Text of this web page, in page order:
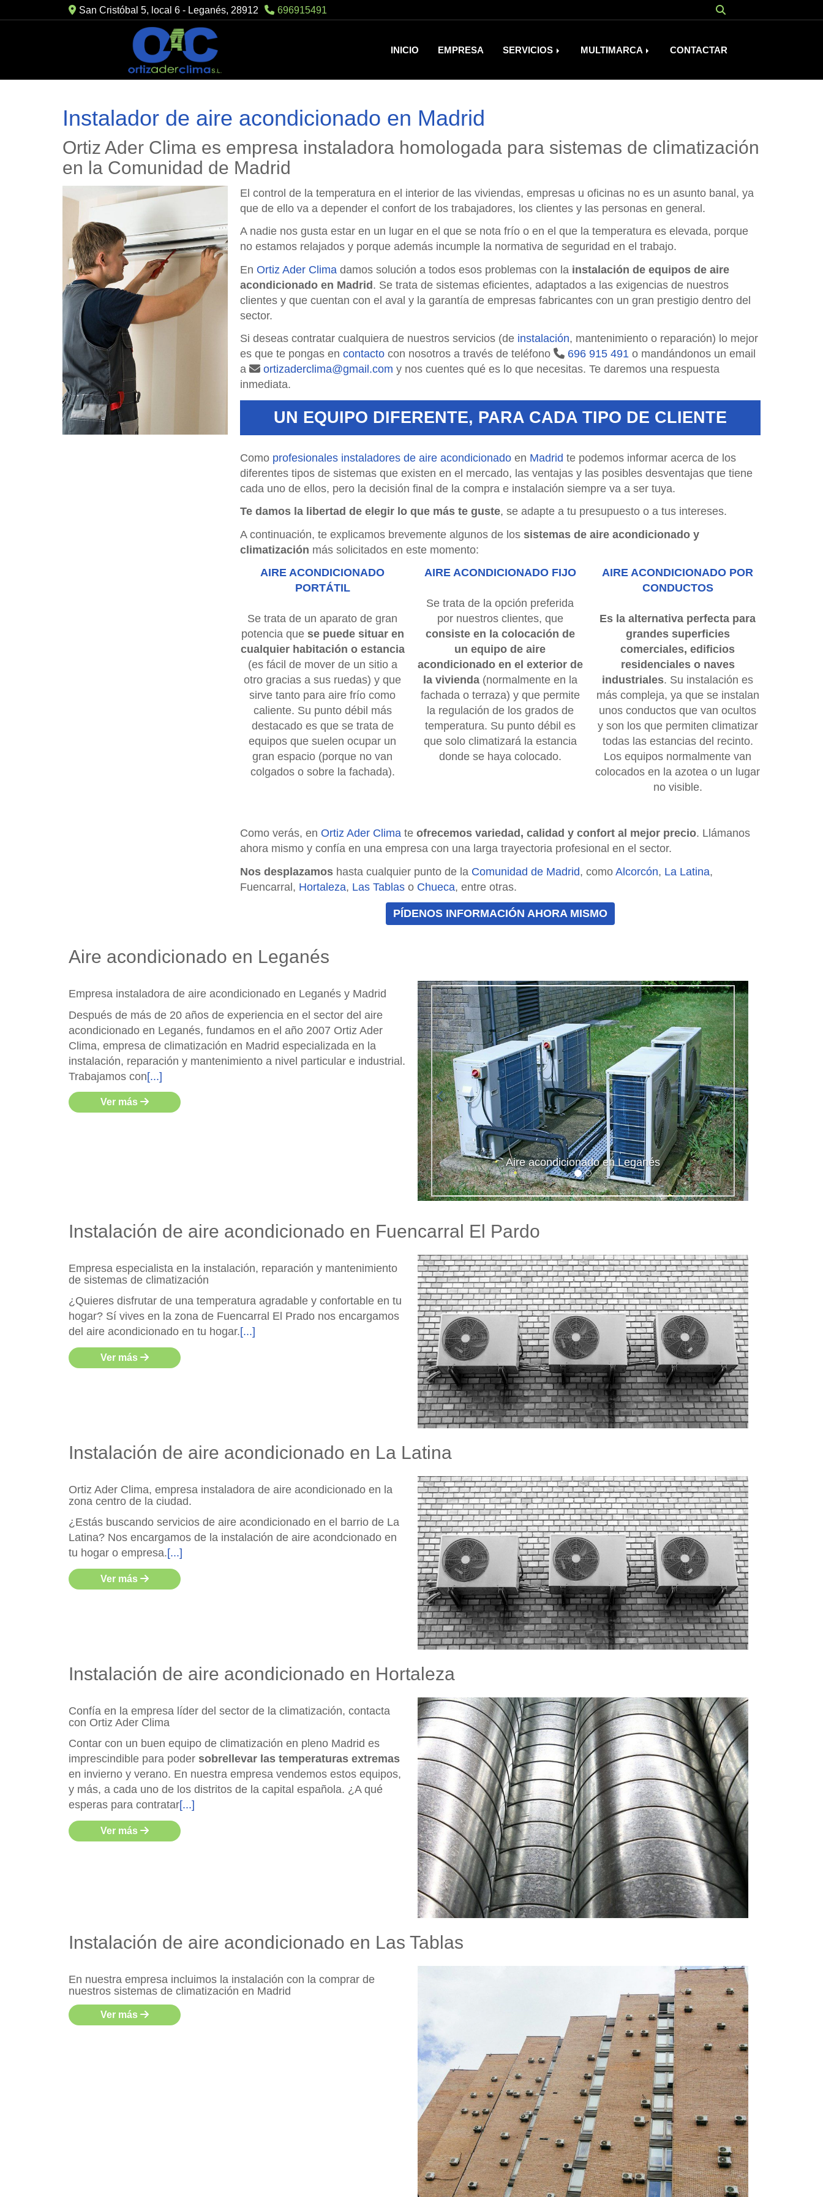
San Cristóbal 5, local 6 - Leganés, 28912 696915491
INICIO EMPRESA SERVICIOS MULTIMARCA CONTACTAR
Instalador de aire acondicionado en Madrid
Ortiz Ader Clima es empresa instaladora homologada para sistemas de climatización
en la Comunidad de Madrid
El control de la temperatura en el interior de las viviendas, empresas u oficinas no es un asunto banal, ya
que de ello va a depender el confort de los trabajadores, los clientes y las personas en general.
A nadie nos gusta estar en un lugar en el que se nota frío o en el que la temperatura es elevada, porque
no estamos relajados y porque además incumple la normativa de seguridad en el trabajo.
En Ortiz Ader Clima damos solución a todos esos problemas con la instalación de equipos de aire
acondicionado en Madrid. Se trata de sistemas eficientes, adaptados a las exigencias de nuestros
clientes y que cuentan con el aval y la garantía de empresas fabricantes con un gran prestigio dentro del
sector.
Si deseas contratar cualquiera de nuestros servicios (de instalación, mantenimiento o reparación) lo mejor
es que te pongas en contacto con nosotros a través de teléfono 696 915 491 o mandándonos un email
a
ortizaderclima gmail.com y nos cuentes qué es lo que necesitas. Te daremos una respuesta
inmediata.
UN EQUIPO DIFERENTE, PARA CADA TIPO DE CLIENTE
Como profesionales instaladores de aire acondicionado en Madrid te podemos informar acerca de los
diferentes tipos de sistemas que existen en el mercado, las ventajas y las posibles desventajas que tiene
cada uno de ellos, pero la decisión final de la compra e instalación siempre va a ser tuya.
Te damos la libertad de elegir lo que más te guste, se adapte a tu presupuesto o a tus intereses.
A continuación, te explicamos brevemente algunos de los sistemas de aire acondicionado y
climatización más solicitados en este momento:
AIRE ACONDICIONADO
PORTÁTIL
Se trata de un aparato de gran
potencia que se puede situar en
cualquier habitación o estancia
(es fácil de mover de un sitio a
otro gracias a sus ruedas) y que
sirve tanto para aire frío como
caliente. Su punto débil más
destacado es que se trata de
equipos que suelen ocupar un
gran espacio (porque no van
colgados o sobre la fachada).
AIRE ACONDICIONADO FIJO
Se trata de la opción preferida
por nuestros clientes, que
consiste en la colocación de
un equipo de aire
acondicionado en el exterior de
la vivienda(normalmente en la
fachada o terraza) y que permite
la regulación de los grados de
temperatura. Su punto débil es
que solo climatizará la estancia
donde se haya colocado.
AIRE ACONDICIONADO POR
CONDUCTOS
Es la alternativa perfecta para
grandes superficies
comerciales, edificios
residenciales o naves
industriales. Su instalación es
más compleja, ya que se instalan
unos conductos que van ocultos
y son los que permiten climatizar
todas las estancias del recinto.
Los equipos normalmente van
colocados en la azotea o un lugar
no visible.
Como verás, en Ortiz Ader Clima te ofrecemos variedad, calidad y confort al mejor precio. Llámanos
ahora mismo y confía en una empresa con una larga trayectoria profesional en el sector.
Nos desplazamos hasta cualquier punto de la Comunidad de Madrid, como Alcorcón, La Latina,
Fuencarral, Hortaleza, Las Tablas o Chueca, entre otras.
PÍDENOS INFORMACIÓN AHORA MISMO
Aire acondicionado en Leganés
Aire acondicionado en Leganés
Anterior Siguiente
Empresa instaladora de aire acondicionado en Leganés y Madrid
Después de más de 20 años de experiencia en el sector del aire
acondicionado en Leganés, fundamos en el año 2007 Ortiz Ader
Clima, empresa de climatización en Madrid especializada en la
instalación, reparación y mantenimiento a nivel particular e industrial.
Trabajamos con[...]
Ver más
Instalación de aire acondicionado en Fuencarral El Pardo
Empresa especialista en la instalación, reparación y mantenimiento
de sistemas de climatización
¿Quieres disfrutar de una temperatura agradable y confortable en tu
hogar? Sí vives en la zona de Fuencarral El Prado nos encargamos
del aire acondicionado en tu hogar.[...]
Ver más
Instalación de aire acondicionado en La Latina
Ortiz Ader Clima, empresa instaladora de aire acondicionado en la
zona centro de la ciudad.
¿Estás buscando servicios de aire acondicionado en el barrio de La
Latina? Nos encargamos de la instalación de aire acondcionado en
tu hogar o empresa.[...]
Ver más
Instalación de aire acondicionado en Hortaleza
Confía en la empresa líder del sector de la climatización, contacta
con Ortiz Ader Clima
Contar con un buen equipo de climatización en pleno Madrid es
imprescindible para poder sobrellevar las temperaturas extremas
en invierno y verano. En nuestra empresa vendemos estos equipos,
y más, a cada uno de los distritos de la capital española. ¿A qué
esperas para contratar[...]
Ver más
Instalación de aire acondicionado en Las Tablas
En nuestra empresa incluimos la instalación con la comprar de
nuestros sistemas de climatización en Madrid
Ver más